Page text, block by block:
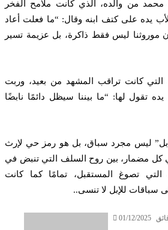
من والده، الذي كانت ملامح الفخر
على كتف ابنه وقال: “ما فعلت أعاد
موروثنا ليس فقط ذاكرة، بل عزيمة تسير
كانت تراقب المشهد من بعيد، وربت
لها: “ما بيننا سيظل دائمًا نابضًا
ليس مجرد سباق، بل هو رمز حي لإرث
مضمار، بين روح السلف التي تنبض في
تصوغ المستقبل، تمامًا كما كانت
للإبل لا تنسى..
01/12/2025